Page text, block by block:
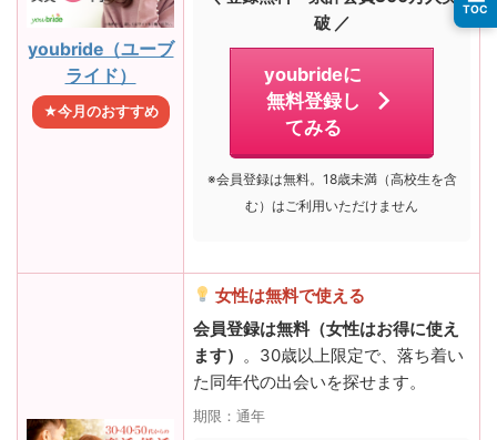
youbride（ユーブ
ライド）
★今月のおすすめ
破 ／
youbrideに
無料登録し
てみる
※会員登録は無料。18歳未満（高校生を含
む）はご利用いただけません
女性は無料で使える
会員登録は無料（女性はお得に使え
ます） 。30歳以上限定で、落ち着い
た同年代の出会いを探せます。
期限：通年
TOC